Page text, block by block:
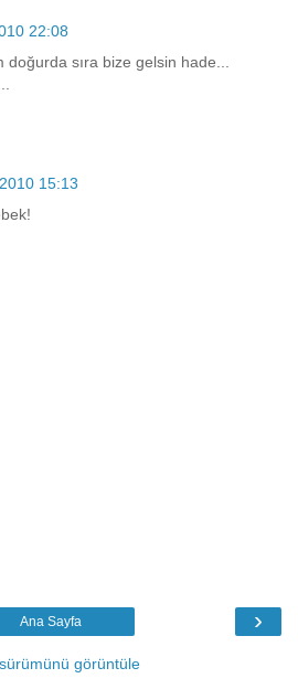
22:08
doğurda sıra bize gelsin hade...
15:13
›
Ana Sayfa
görüntüle